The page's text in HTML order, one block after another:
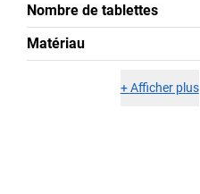
Nombre de tablettes
Matériau
+Afficher plus